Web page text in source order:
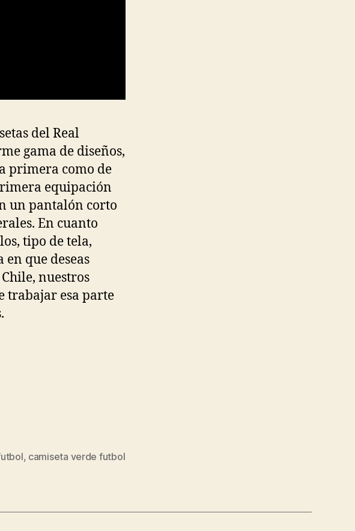
del Real
gama de diseños,
primera como de
equipación
un pantalón corto
En cuanto
tipo de tela,
que deseas
nuestros
trabajar esa parte
, camiseta verde futbol